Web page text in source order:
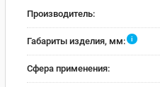
Производитель:
Габариты изделия, мм: i
Сфера применения: